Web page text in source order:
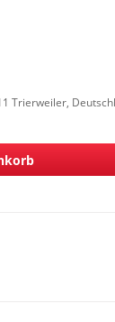
Trierweiler,